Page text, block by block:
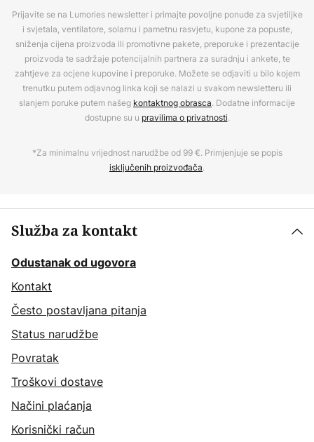
Prijavite se na Lumories newsletter i primajte povoljne ponude za svjetiljke
i svjetala, ventilatore, solarnu i pametnu rasvjetu, kupone za popuste,
sniženja cijena proizvoda ili promotivne pakete, preporuke i prezentacije
proizvoda te sadržaje potencijalnih partnera za suradnju i ankete, te
zahtjeve za ocjene kupovine i preporuke. Možete se odjaviti u bilo kojem
trenutku putem odjavnog linka koji se nalazi u svakom newsletteru ili
slanjem poruke putem našeg kontaktnog obrasca. Dodatne informacije
dostupne su u pravilima o privatnosti.
*Za minimalnu vrijednost narudžbe od 99 €. Primjenjuje se popis
isključenih proizvođača.
Služba za kontakt
Odustanak od ugovora
Kontakt
Često postavljana pitanja
Status narudžbe
Povratak
Troškovi dostave
Načini plaćanja
Korisnički račun